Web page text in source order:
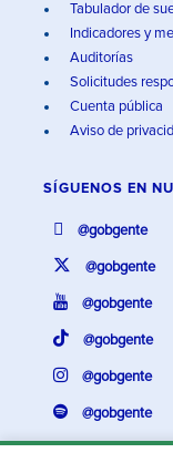
Tabulador de
Indicadores y
Auditorías
Solicitudes
Cuenta pública
Aviso de
SÍGUENOS EN
@gobgente
@gobgente
@gobgente
@gobgente
@gobgente
@gobgente